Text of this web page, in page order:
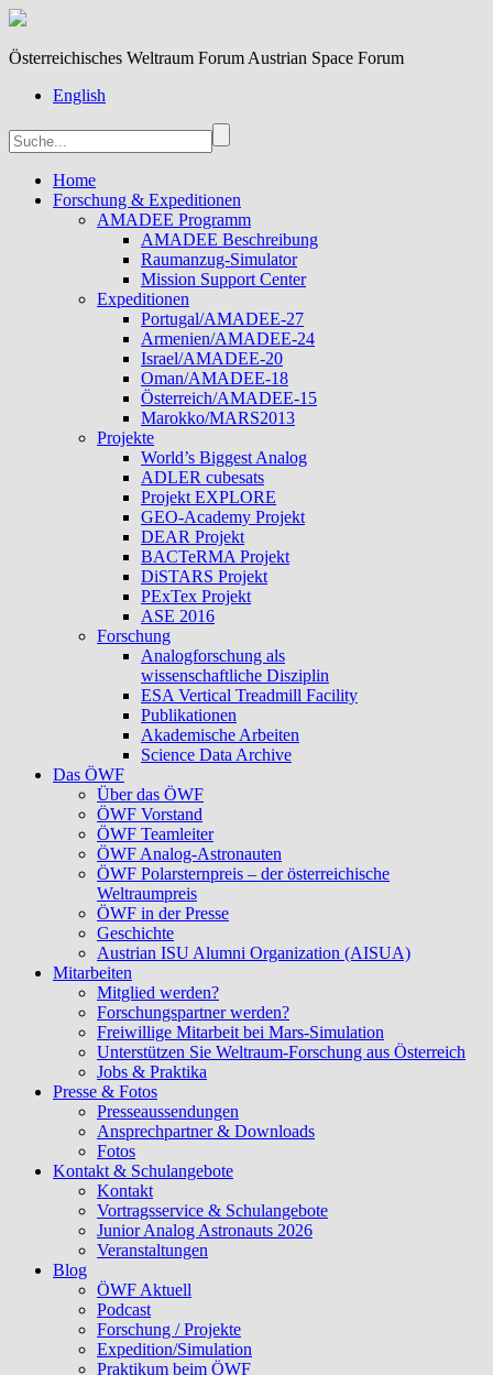
Österreichisches Weltraum Forum Austrian Space Forum
English
Home
Forschung & Expeditionen
AMADEE Programm
AMADEE Beschreibung
Raumanzug-Simulator
Mission Support Center
Expeditionen
Portugal/AMADEE-27
Armenien/AMADEE-24
Israel/AMADEE-20
Oman/AMADEE-18
Österreich/AMADEE-15
Marokko/MARS2013
Projekte
World’s Biggest Analog
ADLER cubesats
Projekt EXPLORE
GEO-Academy Projekt
DEAR Projekt
BACTeRMA Projekt
DiSTARS Projekt
PExTex Projekt
ASE 2016
Forschung
Analogforschung als
wissenschaftliche Disziplin
ESA Vertical Treadmill Facility
Publikationen
Akademische Arbeiten
Science Data Archive
Das ÖWF
Über das ÖWF
ÖWF Vorstand
ÖWF Teamleiter
ÖWF Analog-Astronauten
ÖWF Polarsternpreis – der österreichische
Weltraumpreis
ÖWF in der Presse
Geschichte
Austrian ISU Alumni Organization (AISUA)
Mitarbeiten
Mitglied werden?
Forschungspartner werden?
Freiwillige Mitarbeit bei Mars-Simulation
Unterstützen Sie Weltraum-Forschung aus Österreich
Jobs & Praktika
Presse & Fotos
Presseaussendungen
Ansprechpartner & Downloads
Fotos
Kontakt & Schulangebote
Kontakt
Vortragsservice & Schulangebote
Junior Analog Astronauts 2026
Veranstaltungen
Blog
ÖWF Aktuell
Podcast
Forschung / Projekte
Expedition/Simulation
Praktikum beim ÖWF